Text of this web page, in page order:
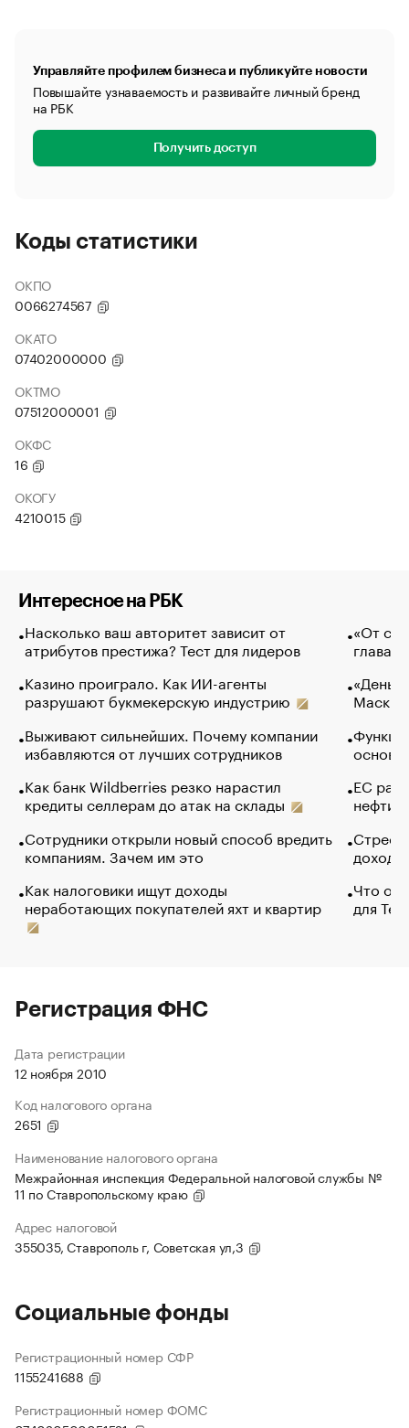
Управляйте профилем бизнеса и публикуйте новости
Повышайте узнаваемость и развивайте личный бренд
на РБК
Получить доступ
Коды статистики
ОКПО
0066274567
ОКАТО
07402000000
ОКТМО
07512000001
ОКФС
16
ОКОГУ
4210015
Интересное на РБК
Насколько ваш авторитет зависит от
атрибутов престижа? Тест для лидеров
Казино проиграло. Как ИИ-агенты
разрушают букмекерскую индустрию
Выживают сильнейших. Почему компании
избавляются от лучших сотрудников
Как банк Wildberries резко нарастил
кредиты селлерам до атак на склады
Сотрудники открыли новый способ вредить
компаниям. Зачем им это
Как налоговики ищут доходы
неработающих покупателей яхт и квартир
«От
глава
Маск в
основ
ЕС
нефти
Что
для
Регистрация ФНС
Дата регистрации
12 ноября 2010
Код налогового органа
2651
Наименование налогового органа
Межрайонная инспекция Федеральной налоговой службы №
11 по Ставропольскому краю
Адрес налоговой
355035, Ставрополь г, Советская ул,3
Социальные фонды
Регистрационный номер СФР
1155241688
Регистрационный номер ФОМС